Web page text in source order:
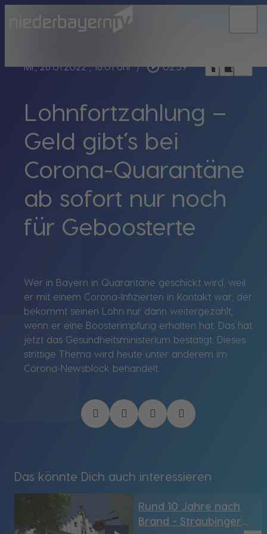
Mi., 26.01.2022, 18:01 Uhr / play_circle_outline 02:59 headphones chrome_reader_mode
Lohnfortzahlung –
Geld gibt’s bei
Corona-Quarantäne
ab sofort nur noch
für Geboosterte
Wer in Bayern in Quarantäne geschickt wird, weil
er mit einem Corona-Infizierten in Kontakt war, der
bekommt seinen Lohn nur dann weitergezahlt,
wenn er eine Boosterimpfung erhalten hat. Das hat
jetzt das Gesundheitsministerium bestätigt. Dieses
strittige Thema wird heute unter anderem im
Corona-Newsblock behandelt.
Das könnte Dich auch interessieren
Rund 10 Jahre nach
Brand - Straubinger